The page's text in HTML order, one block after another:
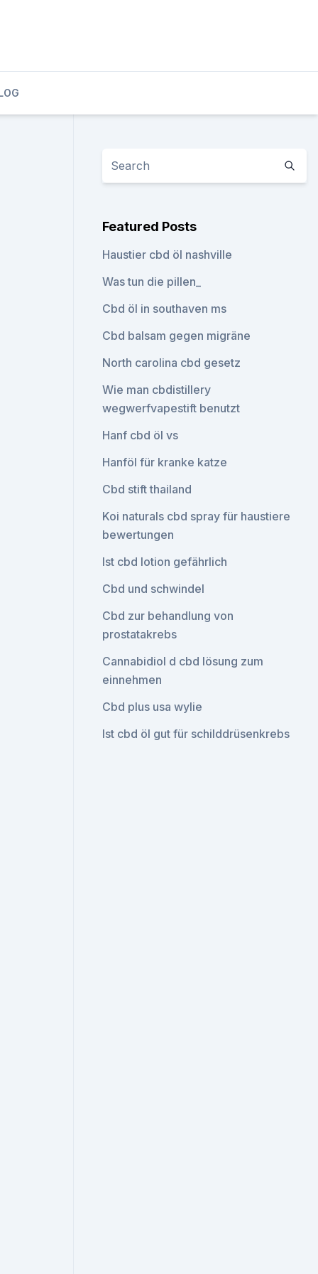
Featured Posts
Haustier cbd öl nashville
Was tun die pillen_
Cbd öl in southaven ms
Cbd balsam gegen migräne
North carolina cbd gesetz
Wie man cbdistillery
wegwerfvapestift benutzt
Hanf cbd öl vs
Hanföl für kranke katze
Cbd stift thailand
Koi naturals cbd spray für haustiere
bewertungen
Ist cbd lotion gefährlich
Cbd und schwindel
Cbd zur behandlung von
prostatakrebs
Cannabidiol d cbd lösung zum
einnehmen
Cbd plus usa wylie
Ist cbd öl gut für schilddrüsenkrebs